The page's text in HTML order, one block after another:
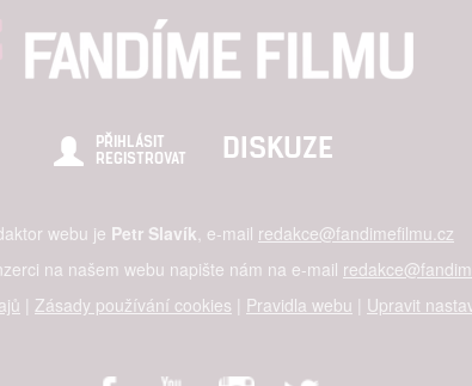
PŘIHLÁSIT
REGISTROVAT
DISKUZE
webu je Petr Slavík , e-mail redakce@fandimefilmu.cz
na našem webu napište nám na e-mail
| Zásady používání cookies | Pravidla webu | Upravit